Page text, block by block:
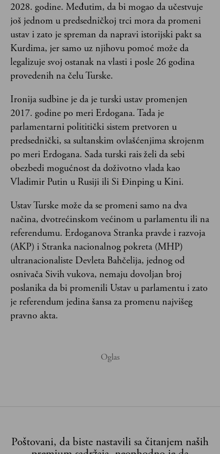
2028. godine. Međutim, da bi mogao da učestvuje
još jednom u predsedničkoj trci mora da promeni
ustav i zato je spreman da napravi istorijski pakt sa
Kurdima, jer samo uz njihovu pomoć može da
legalizuje svoj ostanak na vlasti i posle 26 godina
provedenih na čelu Turske.
Ironija sudbine je da je turski ustav promenjen
2017. godine po meri Erdogana. Tada je
parlamentarni polititički sistem pretvoren u
predsednički, sa sultanskim ovlašćenjima skrojenm
po meri Erdogana. Sada turski rais želi da sebi
obezbedi mogućnost da doživotno vlada kao
Vladimir Putin u Rusiji ili Si Đinping u Kini.
Ustav Turske može da se promeni samo na dva
načina, dvotrećinskom većinom u parlamentu ili na
referendumu. Erdoganova Stranka pravde i razvoja
(AKP) i Stranka nacionalnog pokreta (MHP)
ultranacionaliste Devleta Bahčelija, jednog od
osnivača Sivih vukova, nemaju dovoljan broj
poslanika da bi promenili Ustav u parlamentu i zato
je referendum jedina šansa za promenu najvišeg
pravno akta.
Poštovani, da biste nastavili sa čitanjem naših